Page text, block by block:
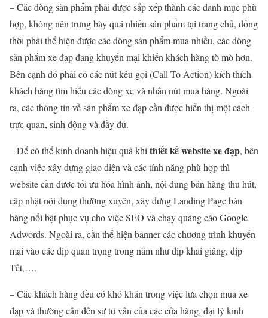
– Các dòng sản phẩm phải được sắp xếp thành các danh mục phù
hợp, không nên trưng bày quá nhiều sản phẩm tại trang chủ, đồng
thời phải thể hiện được các dòng sản phẩm mua nhiều, các dòng
sản phẩm xe đạp đang khuyến mại khiến khách hàng tò mò hơn.
Bên cạnh đó phải có các nút kêu gọi (Call To Action) kích thích
khách hàng tìm hiểu các dòng xe và nhấn nút mua hàng. Ngoài
ra, các thông tin về sản phẩm xe đạp cần được hiển thị một cách
trực quan, sinh động và đầy đủ.
– Để có thể kinh doanh hiệu quả khi thiết kế website xe đạp, bên
cạnh việc xây dựng giao diện và các tính năng phù hợp thì
website cần được tối ưu hóa hình ảnh, nội dung bán hàng thu hút,
cập nhật nội dung thường xuyên, xây dựng Landing Page bán
hàng nổi bật phục vụ cho việc SEO và chạy quảng cáo Google
Adwords. Ngoài ra, cần thể hiện banner các chương trình khuyến
mại vào các dịp quan trọng trong năm như dịp khai giảng, dịp
Tết,….
– Các khách hàng đều có khó khăn trong việc lựa chọn mua xe
đạp và thường cần đến sự tư vấn của các cửa hàng, đại lý kinh